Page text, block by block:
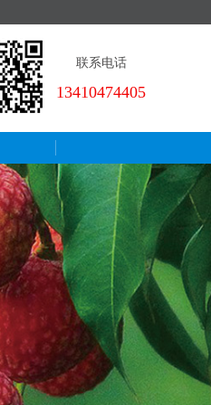
联系电话
13410474405